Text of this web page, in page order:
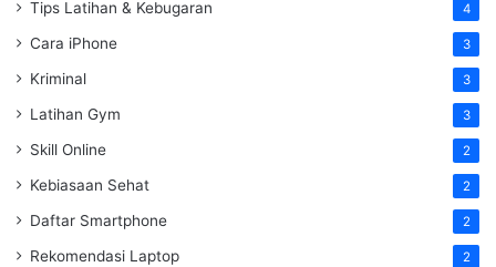
Tips Latihan & Kebugaran 4
Cara iPhone 3
Kriminal 3
Latihan Gym 3
Skill Online 2
Kebiasaan Sehat 2
Daftar Smartphone 2
Rekomendasi Laptop 2